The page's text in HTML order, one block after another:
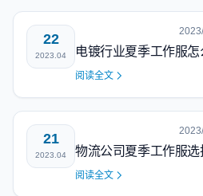
22
2023.04 电镀行业夏季工作服
阅读全文
21
2023.04 物流公司夏季工作服选
阅读全文